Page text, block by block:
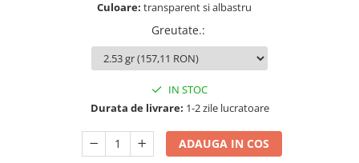
Culoare: transparent si albastru
Greutate.:
IN STOC
Durata de livrare: 1-2 zile lucratoare
ADAUGA IN COS